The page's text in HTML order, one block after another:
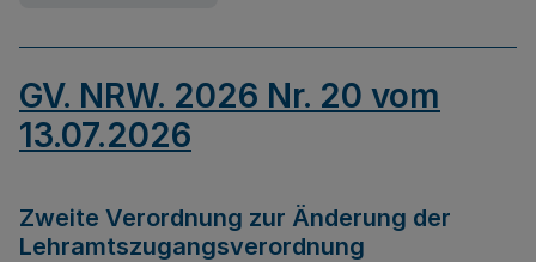
GV. NRW. 2026 Nr. 20 vom
13.07.2026
Zweite Verordnung zur Änderung der
Lehramtszugangsverordnung